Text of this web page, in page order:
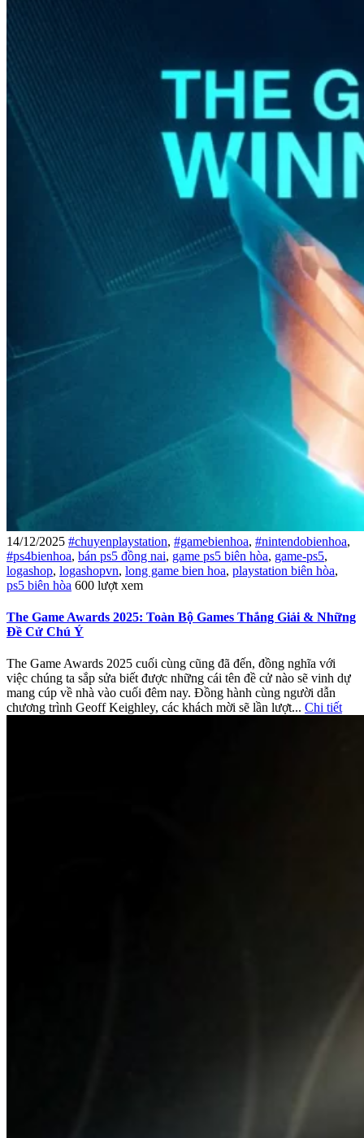
14/12/2025 #chuyenplaystation, #gamebienhoa, #nintendobienhoa,
#ps4bienhoa, bán ps5 đồng nai, game ps5 biên hòa, game-ps5,
logashop, logashopvn, long game bien hoa, playstation biên hòa,
ps5 biên hòa 600 lượt xem
The Game Awards 2025: Toàn Bộ Games Thắng Giải & Những
Đề Cử Chú Ý
The Game Awards 2025 cuối cùng cũng đã đến, đồng nghĩa với
việc chúng ta sắp sửa biết được những cái tên đề cử nào sẽ vinh dự
mang cúp về nhà vào cuối đêm nay. Đồng hành cùng người dẫn
chương trình Geoff Keighley, các khách mời sẽ lần lượt... Chi tiết